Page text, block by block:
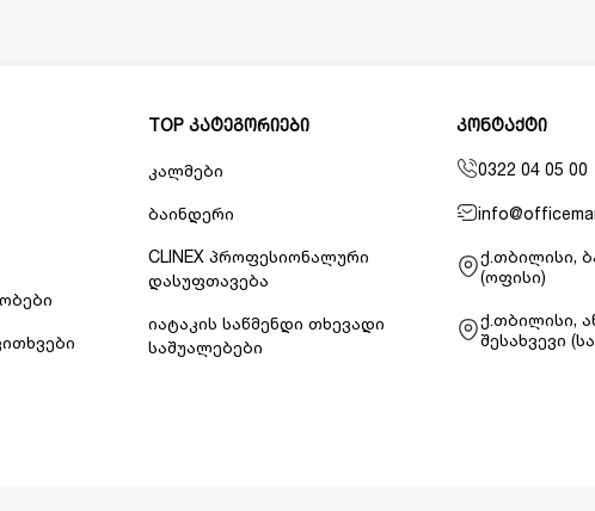
TOP კატეგორიები
კალმები
ბაინდერი
CLINEX პროფესიონალური
დასუფთავება
იატაკის საწმენდი თხევადი
საშუალებები
კონტაქტი
0322 04 05 00
ქ.თბილისი,
(ოფისი)
ქ.თბილისი,
შესახვევი